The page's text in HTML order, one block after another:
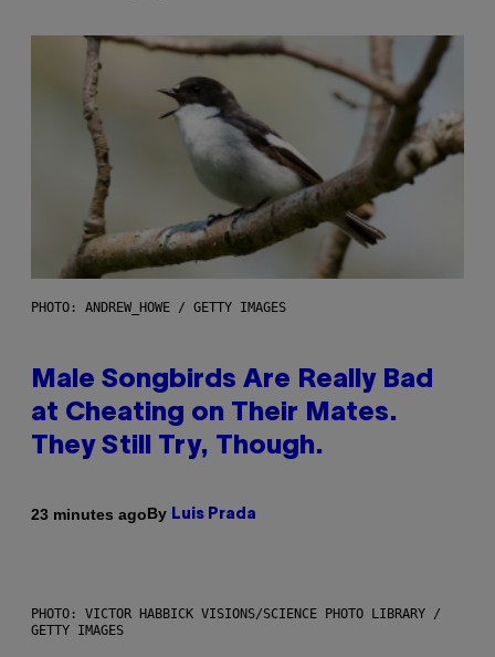
PHOTO: ANDREW_HOWE / GETTY IMAGES
Male Songbirds Are Really Bad
at Cheating on Their Mates.
They Still Try, Though.
23 minutes agoBy Luis Prada
PHOTO: VICTOR HABBICK VISIONS/SCIENCE PHOTO LIBRARY /
GETTY IMAGES